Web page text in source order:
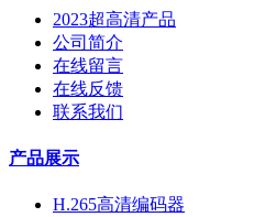
2023超高清产品
公司简介
在线留言
在线反馈
联系我们
产品展示
H.265高清编码器